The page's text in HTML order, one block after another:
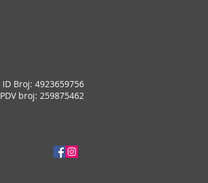
ID Broj: 4923659756
PDV broj: 259875462